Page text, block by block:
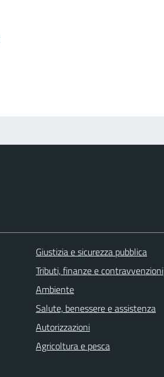
Giustizia e sicurezza pubblica
Tributi, finanze e contravvenzioni
Ambiente
Salute, benessere e assistenza
Autorizzazioni
Agricoltura e pesca